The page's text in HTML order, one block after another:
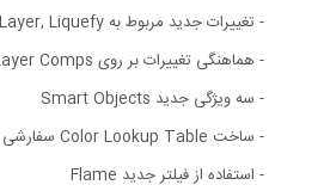
- تغییرات جدید مربوط به Toolbox, Layer, Liquefy
- هماهنگی تغییرات بر روی Layer Comps
- سه ویژگی جدید Smart Objects
- ساخت Color Lookup Table سفارشی
- استفاده از فیلتر جدید Flame